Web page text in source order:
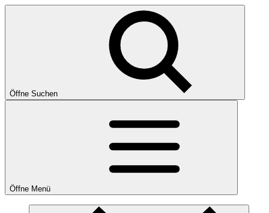
Öffne Suchen
Öffne Menü